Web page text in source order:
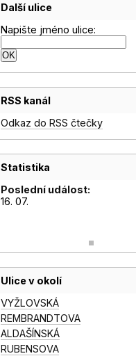
Další ulice
Napište jméno ulice:
RSS kanál
Odkaz do RSS čtečky
Statistika
Poslední událost:
16. 07.
Ulice v okolí
VYŽLOVSKÁ
REMBRANDTOVA
ALDAŠÍNSKÁ
RUBENSOVA